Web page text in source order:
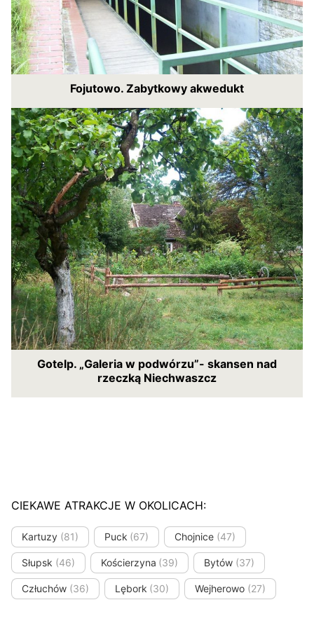
Fojutowo. Zabytkowy akwedukt
Gotelp. „Galeria w podwórzu”- skansen nad
rzeczką Niechwaszcz
CIEKAWE ATRAKCJE W OKOLICACH:
Kartuzy (81) Puck (67) Chojnice (47)
Słupsk (46) Kościerzyna (39) Bytów (37)
Człuchów (36) Lębork (30) Wejherowo (27)